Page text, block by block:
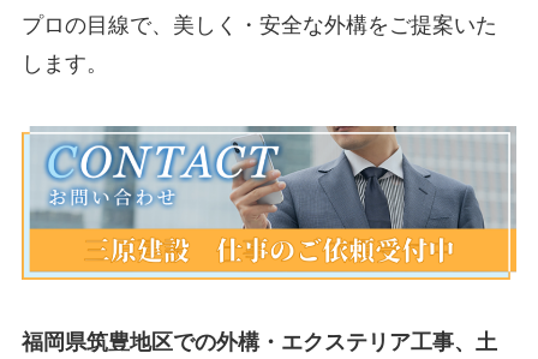
プロの目線で、美しく・安全な外構をご提案いた
します。
福岡県筑豊地区での外構・エクステリア工事、土